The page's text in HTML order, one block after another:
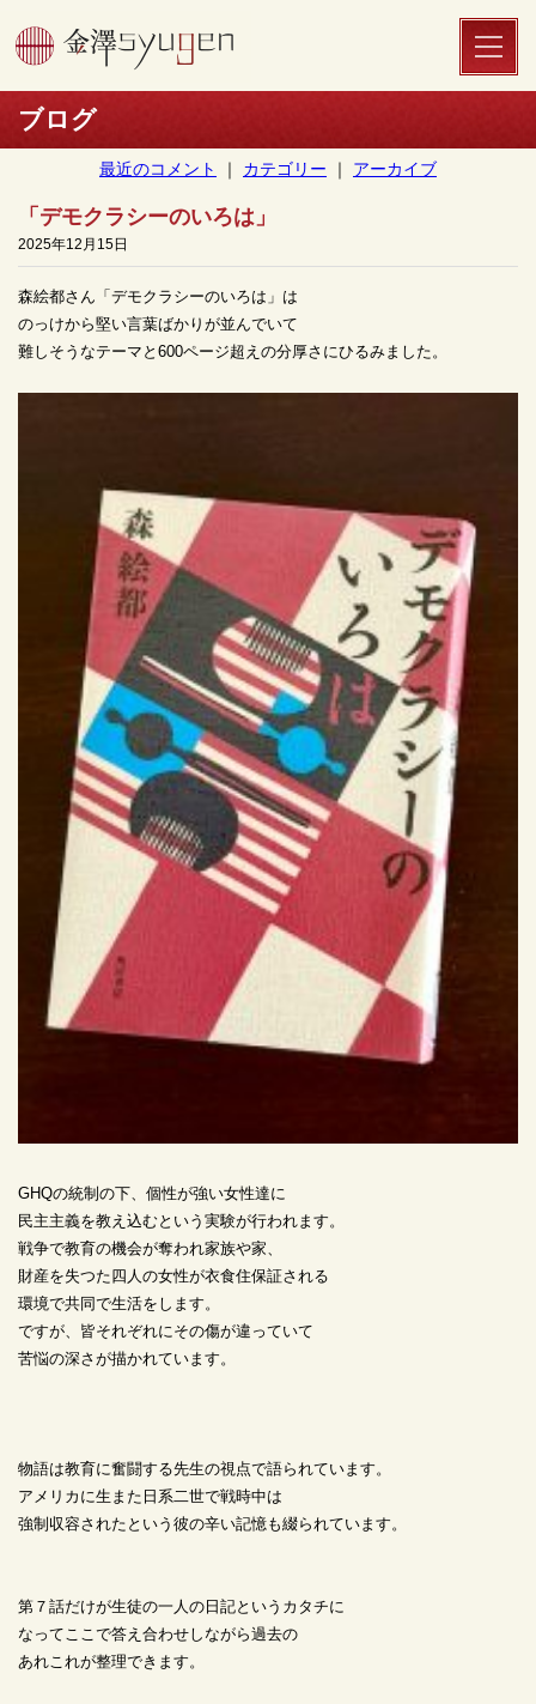
toggle
ブログ
最近のコメント カテゴリー アーカイブ
「デモクラシーのいろは」
2025年12月15日
森絵都さん「デモクラシーのいろは」は
のっけから堅い言葉ばかりが並んでいて
難しそうなテーマと600ページ超えの分厚さにひるみました。
GHQの統制の下、個性が強い女性達に
民主主義を教え込むという実験が行われます。
戦争で教育の機会が奪われ家族や家、
財産を失つた四人の女性が衣食住保証される
環境で共同で生活をします。
ですが、皆それぞれにその傷が違っていて
苦悩の深さが描かれています。
物語は教育に奮闘する先生の視点で語られています。
アメリカに生また日系二世で戦時中は
強制収容されたという彼の辛い記憶も綴られています。
第７話だけが生徒の一人の日記というカタチに
なってここで答え合わせしながら過去の
あれこれが整理できます。